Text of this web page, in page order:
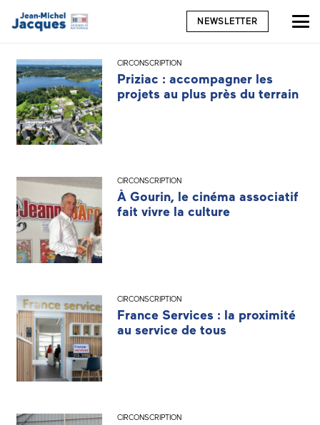
NEWSLETTER
CIRCONSCRIPTION
Priziac : accompagner les
projets au plus près du terrain
CIRCONSCRIPTION
À Gourin, le cinéma associatif
fait vivre la culture
CIRCONSCRIPTION
France Services : la proximité
au service de tous
CIRCONSCRIPTION